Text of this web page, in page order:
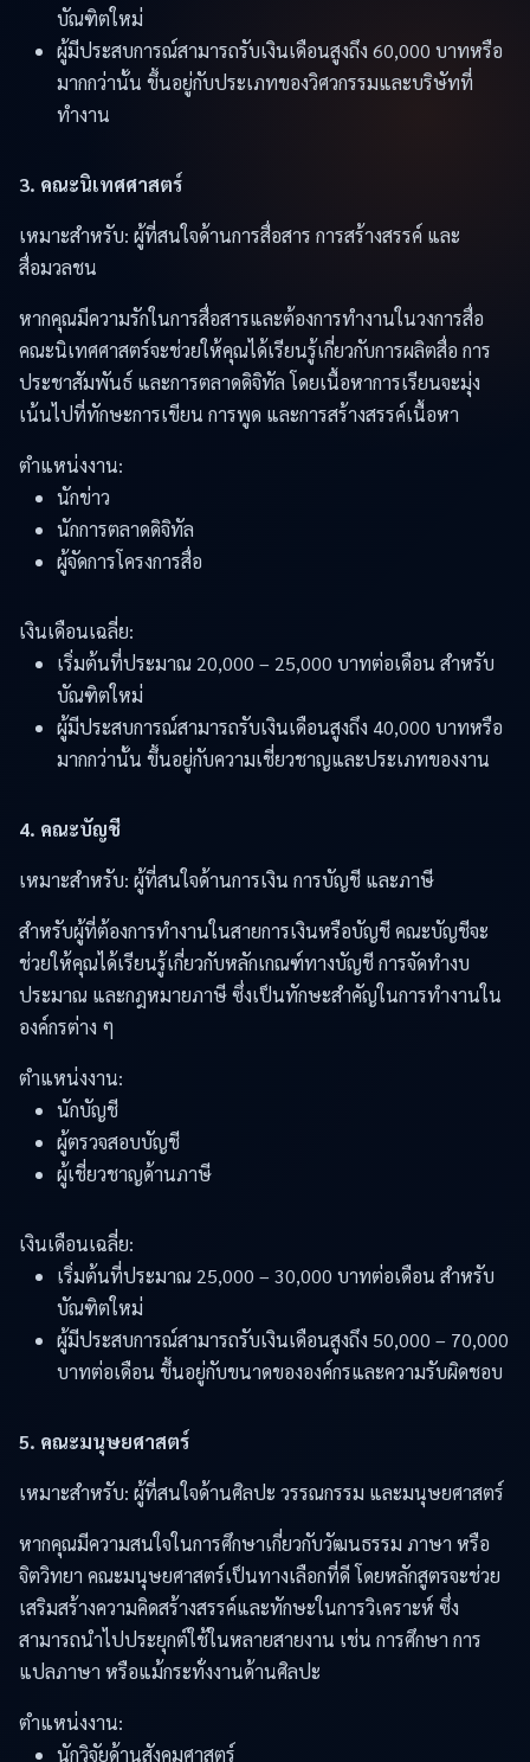
บัณฑิตใหม่
ผู้มีประสบการณ์สามารถรับเงินเดือนสูงถึง 60,000 บาทหรือ
มากกว่านั้น ขึ้นอยู่กับประเภทของวิศวกรรมและบริษัทที่
ทำงาน
3. คณะนิเทศศาสตร์
เหมาะสำหรับ: ผู้ที่สนใจด้านการสื่อสาร การสร้างสรรค์ และ
สื่อมวลชน
หากคุณมีความรักในการสื่อสารและต้องการทำงานในวงการสื่อ
คณะนิเทศศาสตร์จะช่วยให้คุณได้เรียนรู้เกี่ยวกับการผลิตสื่อ การ
ประชาสัมพันธ์ และการตลาดดิจิทัล โดยเนื้อหาการเรียนจะมุ่ง
เน้นไปที่ทักษะการเขียน การพูด และการสร้างสรรค์เนื้อหา
ตำแหน่งงาน:
นักข่าว
นักการตลาดดิจิทัล
ผู้จัดการโครงการสื่อ
เงินเดือนเฉลี่ย:
เริ่มต้นที่ประมาณ 20,000 – 25,000 บาทต่อเดือน สำหรับ
บัณฑิตใหม่
ผู้มีประสบการณ์สามารถรับเงินเดือนสูงถึง 40,000 บาทหรือ
มากกว่านั้น ขึ้นอยู่กับความเชี่ยวชาญและประเภทของงาน
4. คณะบัญชี
เหมาะสำหรับ: ผู้ที่สนใจด้านการเงิน การบัญชี และภาษี
สำหรับผู้ที่ต้องการทำงานในสายการเงินหรือบัญชี คณะบัญชีจะ
ช่วยให้คุณได้เรียนรู้เกี่ยวกับหลักเกณฑ์ทางบัญชี การจัดทำงบ
ประมาณ และกฎหมายภาษี ซึ่งเป็นทักษะสำคัญในการทำงานใน
องค์กรต่าง ๆ
ตำแหน่งงาน:
นักบัญชี
ผู้ตรวจสอบบัญชี
ผู้เชี่ยวชาญด้านภาษี
เงินเดือนเฉลี่ย:
เริ่มต้นที่ประมาณ 25,000 – 30,000 บาทต่อเดือน สำหรับ
บัณฑิตใหม่
ผู้มีประสบการณ์สามารถรับเงินเดือนสูงถึง 50,000 – 70,000
บาทต่อเดือน ขึ้นอยู่กับขนาดขององค์กรและความรับผิดชอบ
5. คณะมนุษยศาสตร์
เหมาะสำหรับ: ผู้ที่สนใจด้านศิลปะ วรรณกรรม และมนุษยศาสตร์
หากคุณมีความสนใจในการศึกษาเกี่ยวกับวัฒนธรรม ภาษา หรือ
จิตวิทยา คณะมนุษยศาสตร์เป็นทางเลือกที่ดี โดยหลักสูตรจะช่วย
เสริมสร้างความคิดสร้างสรรค์และทักษะในการวิเคราะห์ ซึ่ง
สามารถนำไปประยุกต์ใช้ในหลายสายงาน เช่น การศึกษา การ
แปลภาษา หรือแม้กระทั่งงานด้านศิลปะ
ตำแหน่งงาน:
นักวิจัยด้านสังคมศาสตร์